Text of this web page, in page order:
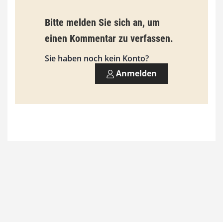
i
s
9
0
Bitte melden Sie sich an, um
einen Kommentar zu verfassen.
Sie haben noch kein Konto?
Anmelden